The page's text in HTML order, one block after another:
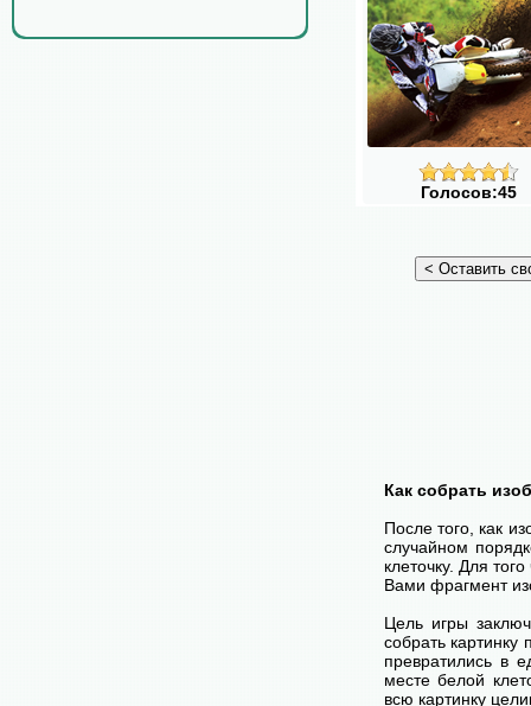
Голосов:45
Как собрать
После того, как
случайном
клеточку. Для
Вами фрагмент
Цель игры
собрать
превратились в
месте белой
всю картинку